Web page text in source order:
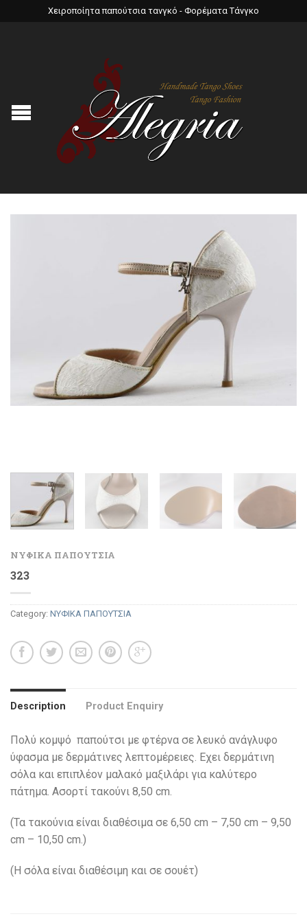
Χειροποίητα παπούτσια τανγκό - Φορέματα Τάνγκο
ΝΥΦΙΚΑ ΠΑΠΟΥΤΣΙΑ
323
Category: ΝΥΦΙΚΑ ΠΑΠΟΥΤΣΙΑ
Description Product Enquiry
Πολύ κομψό παπούτσι με φτέρνα σε λευκό ανάγλυφο
ύφασμα με δερμάτινες λεπτομέρειες. Εχει δερμάτινη
σόλα και επιπλέον μαλακό μαξιλάρι για καλύτερο
πάτημα. Ασορτί τακούνι 8,50 cm.
(Τα τακούνια είναι διαθέσιμα σε 6,50 cm – 7,50 cm – 9,50
cm – 10,50 cm.)
(H σόλα είναι διαθέσιμη και σε σουέτ)